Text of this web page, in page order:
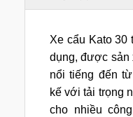
Xe cẩu Kato 30
dụng, được sản
nổi tiếng đến
kế với tải trọng
cho nhiều